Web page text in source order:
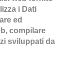
i Dati
ed
compilare
sviluppati da